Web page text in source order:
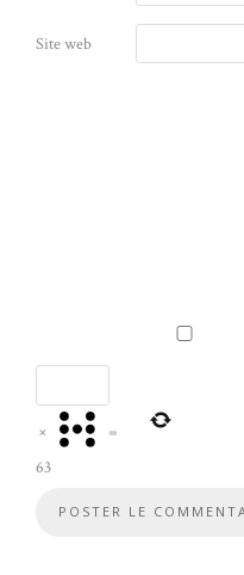
Site web
×
=
63